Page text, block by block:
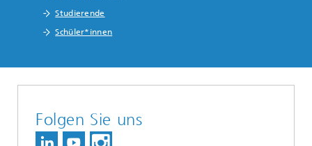
Studierende
Schüler*innen
Folgen Sie uns